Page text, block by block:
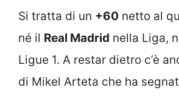
Si tratta di un +60 netto al
né il Real Madrid nella Liga,
Ligue 1. A restar dietro c’è
di Mikel Arteta che ha